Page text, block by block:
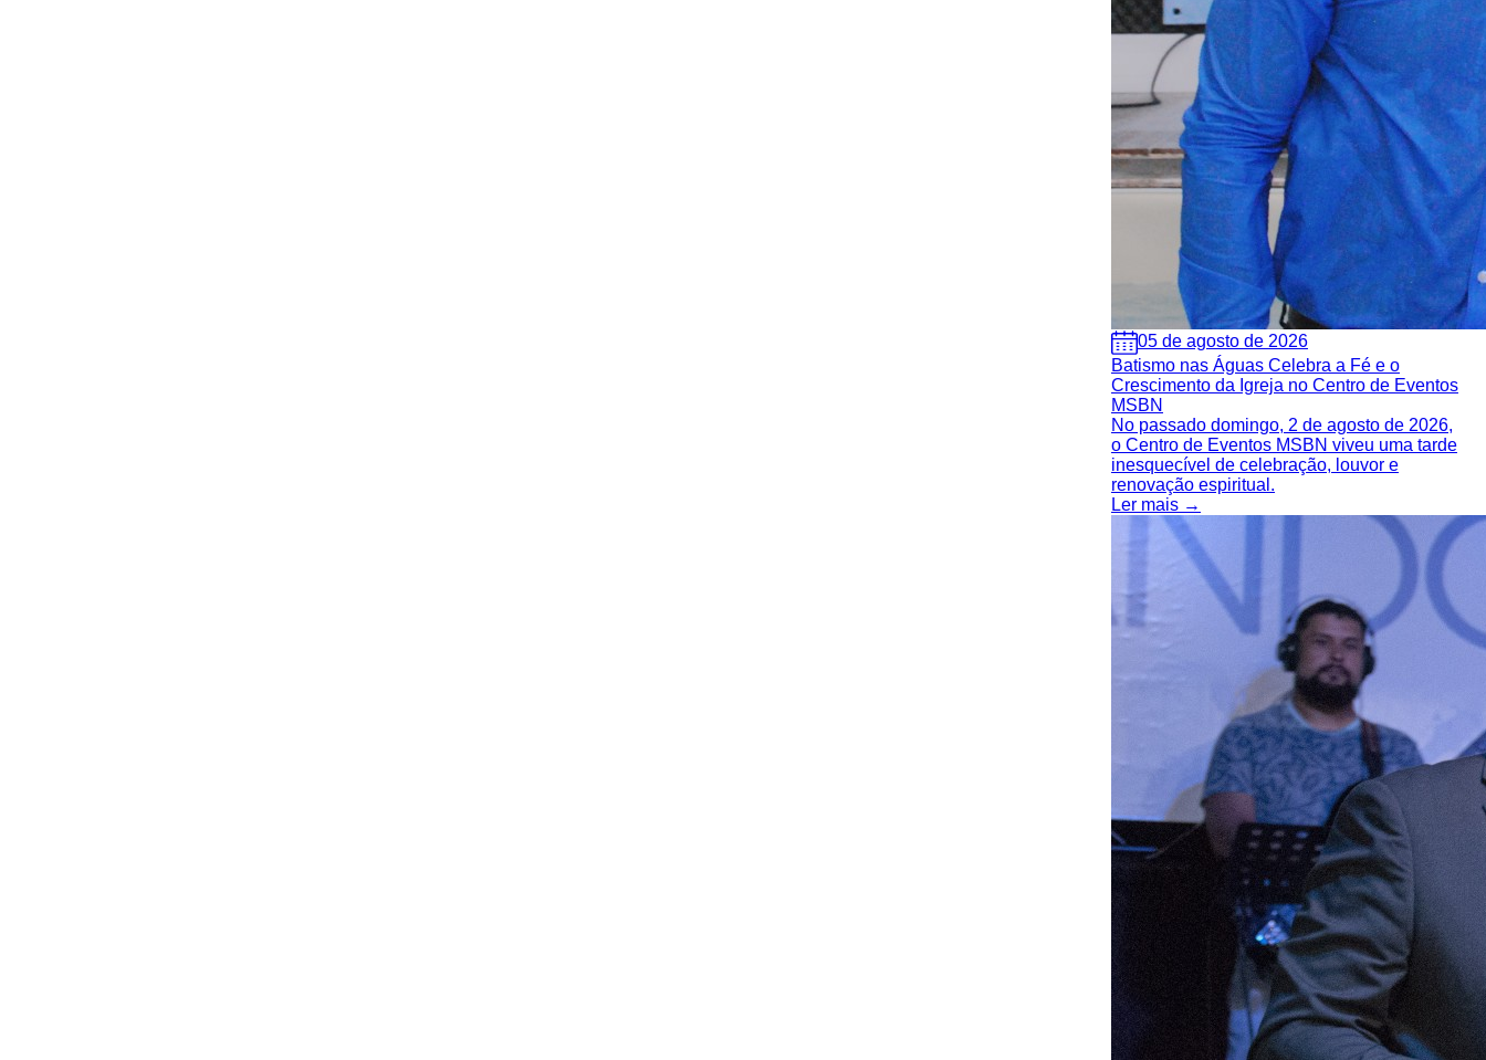
05 de agosto de 2026
Batismo nas Águas Celebra a Fé e o
Crescimento da Igreja no Centro de Eventos
MSBN
No passado domingo, 2 de agosto de 2026,
o Centro de Eventos MSBN viveu uma tarde
inesquecível de celebração, louvor e
renovação espiritual.
Ler mais →